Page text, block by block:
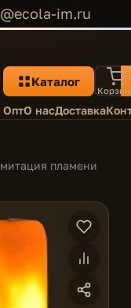
im.ru
Каталог
ОптО насДоставка
пламени